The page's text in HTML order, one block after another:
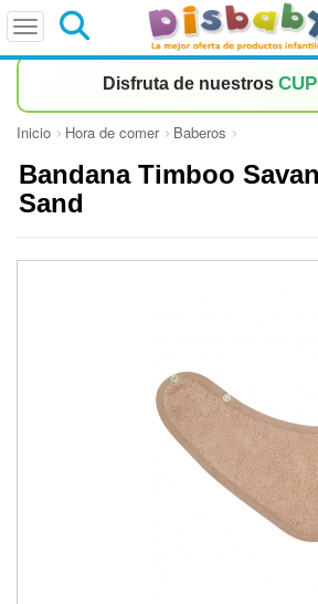
Disfruta de nuestros
Inicio Hora de comer Baberos
Bandana Timboo
Sand